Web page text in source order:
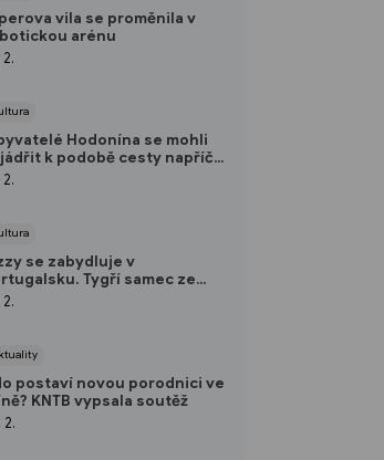
vila se proměnila v
arénu
2.
Hodonína se mohli
k podobě cesty napříč
2.
se zabydluje v
Tygří samec ze
zoo zamířil do Lisabonu
2.
postaví novou porodnici ve
KNTB vypsala soutěž
2.